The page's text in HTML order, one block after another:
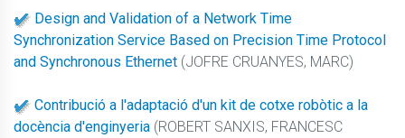
Design and Validation of a Network Time
Synchronization Service Based on Precision Time Protocol
and Synchronous Ethernet (JOFRE CRUANYES, MARC)
Contribució a l'adaptació d'un kit de cotxe robòtic a la
docència d'enginyeria (ROBERT SANXIS, FRANCESC